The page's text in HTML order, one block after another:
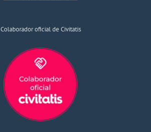
Colaborador oficial de Civitatis